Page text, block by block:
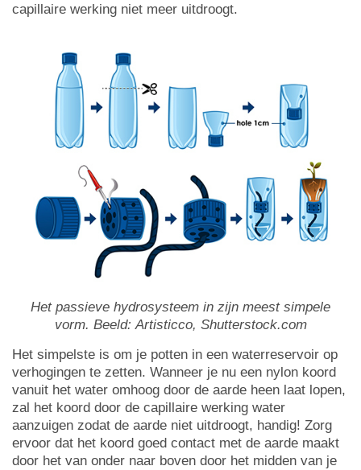
capillaire werking niet meer uitdroogt.
Het passieve hydrosysteem in zijn meest simpele
vorm. Beeld: Artisticco, Shutterstock.com
Het simpelste is om je potten in een waterreservoir op
verhogingen te zetten. Wanneer je nu een nylon koord
vanuit het water omhoog door de aarde heen laat lopen,
zal het koord door de capillaire werking water
aanzuigen zodat de aarde niet uitdroogt, handig! Zorg
ervoor dat het koord goed contact met de aarde maakt
door het van onder naar boven door het midden van je